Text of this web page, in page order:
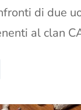
di due
al clan